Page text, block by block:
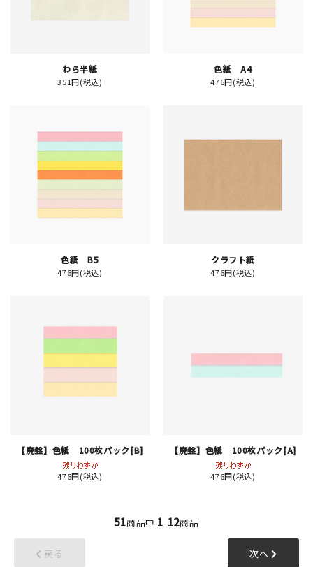
ログイン
お買い物ガイド
わら半紙
351円(税込)
色紙 A4
476円(税込)
色紙 B5
476円(税込)
クラフト紙
476円(税込)
【廃盤】色紙 100枚パック[B]
476円(税込)
【廃盤】色紙 100枚パック[A]
476円(税込)
51商品中 1-12商品
戻る 次へ